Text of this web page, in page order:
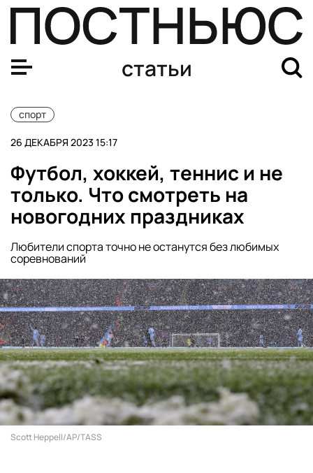
статьи
спорт
26 ДЕКАБРЯ 2023 15:17
Футбол, хоккей, теннис и не
только. Что смотреть на
новогодних праздниках
Любители спорта точно не останутся без любимых
соревнований
Scott Heppell/AP/TASS
Спортивные итоги 2023 года: требл «Манчестер